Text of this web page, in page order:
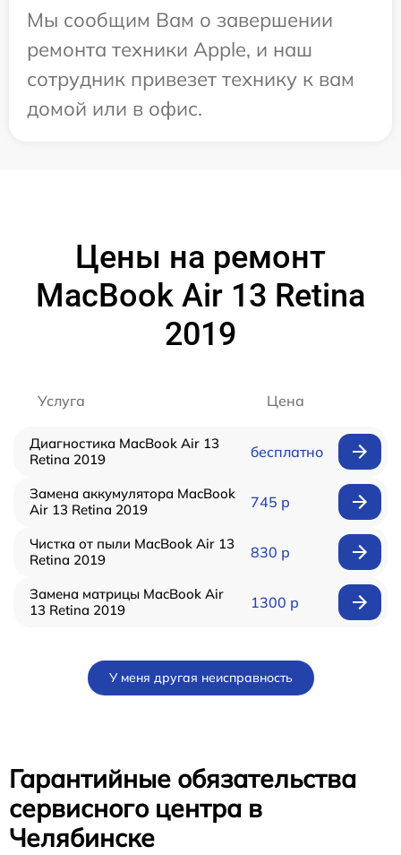
Мы сообщим Вам о завершении
ремонта техники Apple, и наш
сотрудник привезет технику к вам
домой или в офис.
Цены на ремонт
MacBook Air 13 Retina
2019
Услуга Цена
Диагностика MacBook Air 13
Retina 2019
бесплатно
Замена аккумулятора MacBook
Air 13 Retina 2019
745 р
Чистка от пыли MacBook Air 13
Retina 2019
830 р
Замена матрицы MacBook Air
13 Retina 2019
1300 р
У меня другая неисправность
Гарантийные обязательства
сервисного центра в
Челябинске